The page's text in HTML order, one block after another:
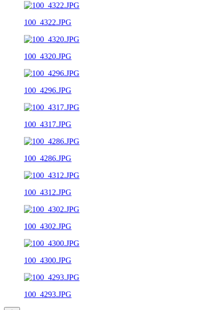
100_4322.JPG
100_4320.JPG
100_4296.JPG
100_4317.JPG
100_4286.JPG
100_4312.JPG
100_4302.JPG
100_4300.JPG
100_4293.JPG